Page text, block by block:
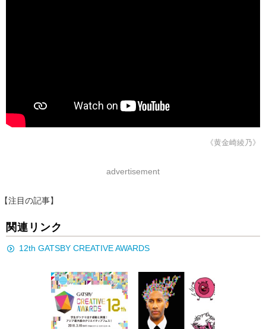
《黄金崎綾乃》
advertisement
【注目の記事】
関連リンク
12th GATSBY CREATIVE AWARDS